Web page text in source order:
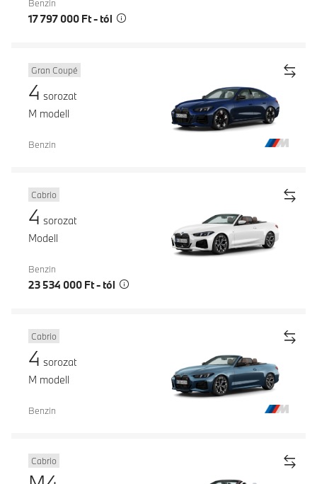
Benzin
17 797 000 Ft - tól
Gran Coupé
4 sorozat
M modell
Benzin
Cabrio
4 sorozat
Modell
Benzin
23 534 000 Ft - tól
Cabrio
4 sorozat
M modell
Benzin
Cabrio